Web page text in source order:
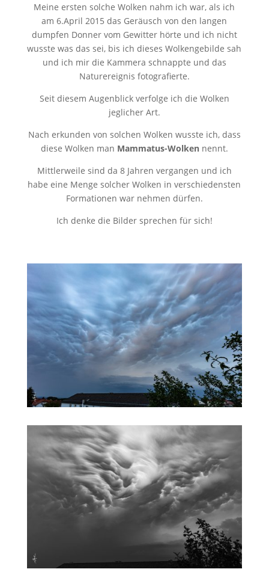
Meine ersten solche Wolken nahm ich war, als ich
am 6.April 2015 das Geräusch von den langen
dumpfen Donner vom Gewitter hörte und ich nicht
wusste was das sei, bis ich dieses Wolkengebilde sah
und ich mir die Kammera schnappte und das
Naturereignis fotografierte.
Seit diesem Augenblick verfolge ich die Wolken
jeglicher Art.
Nach erkunden von solchen Wolken wusste ich, dass
diese Wolken man Mammatus-Wolkennennt.
Mittlerweile sind da 8 Jahren vergangen und ich
habe eine Menge solcher Wolken in verschiedensten
Formationen war nehmen dürfen.
Ich denke die Bilder sprechen für sich!